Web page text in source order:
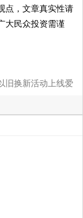
点，文章真实性请
大民众投资需谨
旧换新活动上线爱